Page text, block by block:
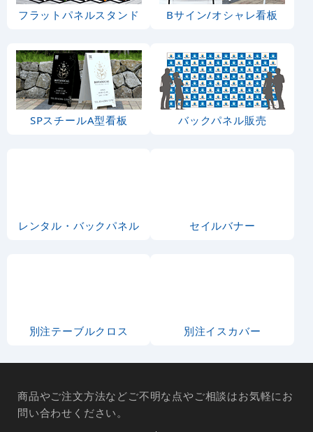
フラットパネルスタンド Bサイン/オシャレ看板
SPスチールA型看板 バックパネル販売
レンタル・バックパネル セイルバナー
別注テーブルクロス 別注イスカバー
商品やご注文方法などご不明な点やご相談はお気軽にお
問い合わせください。